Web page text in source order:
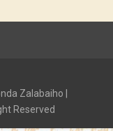
Zalabaiho |
Reserved